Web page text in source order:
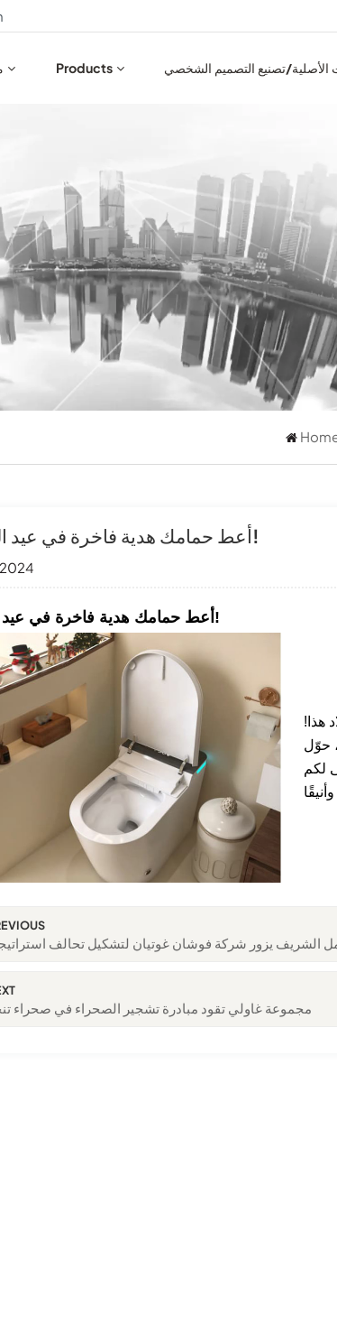
Products الأصلية/تصنيع التصميم الشخصي
أعط حمامك هدية فاخرة في عيد الميلاد هذا!
أعط حمامك هدية فاخرة في عيد الميلاد هذا!
هذا!
حوّل
لكم
الشريف يزور شركة فوشان غوتيان لتشكيل تحالف
مجموعة غاولي تقود مبادرة تشجير الصحراء في صحراء